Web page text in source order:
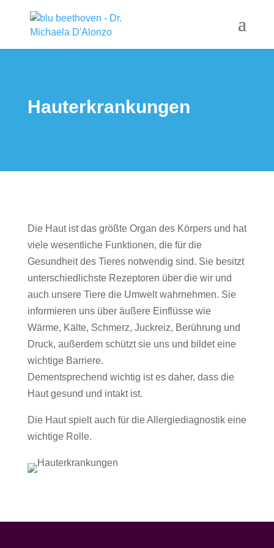
Hauterkrankungen
Die Haut ist das größte Organ des Körpers und hat
viele wesentliche Funktionen, die für die
Gesundheit des Tieres notwendig sind. Sie besitzt
unterschiedlichste Rezeptoren über die wir und
auch unsere Tiere die Umwelt wahrnehmen. Sie
informieren uns über äußere Einflüsse wie
Wärme, Kälte, Schmerz, Juckreiz, Berührung und
Druck, außerdem schützt sie uns und bildet eine
wichtige Barriere.
Dementsprechend wichtig ist es daher, dass die
Haut gesund und intakt ist.
Die Haut spielt auch für die Allergiediagnostik eine
wichtige Rolle.